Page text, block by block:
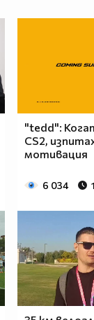
"tedd":
CS2,
мотивация
6 034